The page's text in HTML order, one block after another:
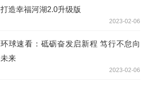
打造幸福河湖2.0升级版
2023-02-06
环球速看：砥砺奋发启新程 笃行不怠向
未来
2023-02-06